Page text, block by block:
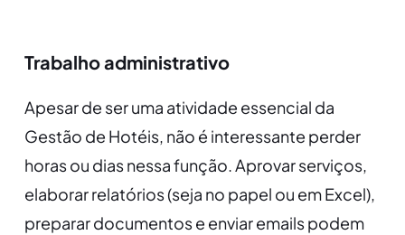
Trabalho administrativo
Apesar de ser uma atividade essencial da
Gestão de Hotéis, não é interessante perder
horas ou dias nessa função. Aprovar serviços,
elaborar relatórios (seja no papel ou em Excel),
preparar documentos e enviar emails podem